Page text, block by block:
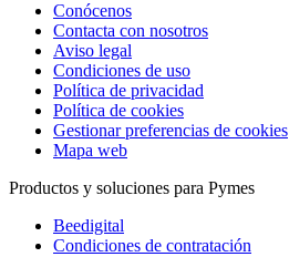
Conócenos
Contacta con nosotros
Aviso legal
Condiciones de uso
Política de privacidad
Política de cookies
Gestionar preferencias de cookies
Mapa web
Productos y soluciones para Pymes
Beedigital
Condiciones de contratación